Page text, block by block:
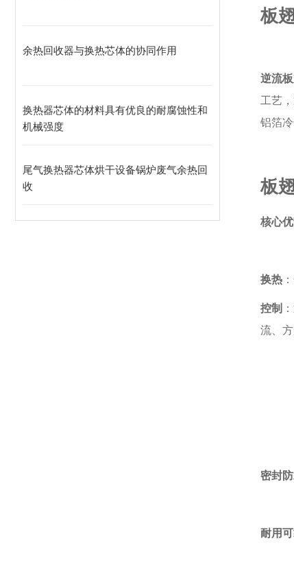
余热回收器与换热芯体的协同作用
换热器芯体的材料具有优良的耐腐蚀性和
机械强度
尾气换热器芯体烘干设备锅炉废气余热回
收
板
逆流
工艺
铝箔
板
核心
换热
控制
流、
密封
耐用